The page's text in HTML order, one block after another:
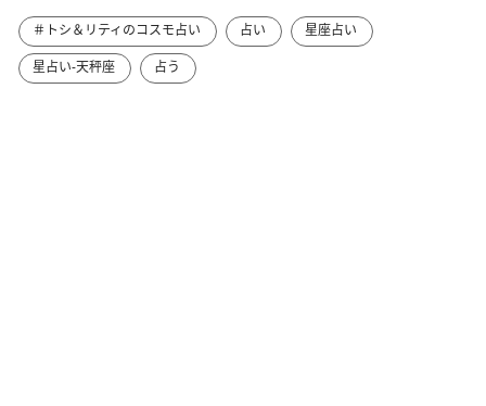
＃トシ＆リティのコスモ占い 占い
星座占い
星占い-天秤座
占う